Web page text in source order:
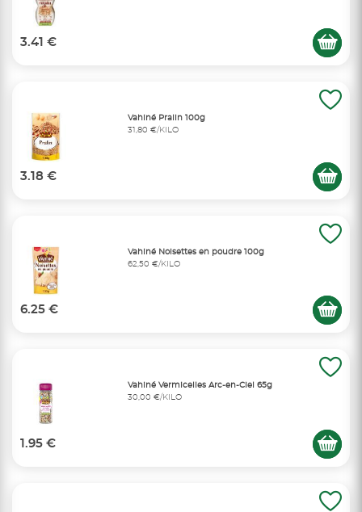
3.41 €
Vahiné Pralin 100g
31,80 €/KILO
3.18 €
Vahiné Noisettes en poudre 100g
62,50 €/KILO
6.25 €
Vahiné Vermicelles Arc-en-Ciel 65g
30,00 €/KILO
1.95 €